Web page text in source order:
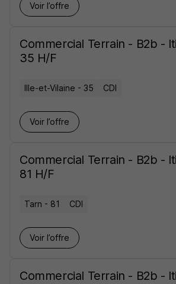
Voir l’offre
Commercial Terrain - B2b -
35 H/F
Ille-et-Vilaine - 35 CDI
Voir l’offre
Commercial Terrain - B2b -
81 H/F
Tarn - 81 CDI
Voir l’offre
Commercial Terrain - B2b -